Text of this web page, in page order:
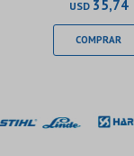
USD 35,74